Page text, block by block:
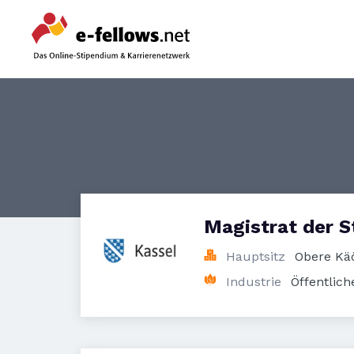
Magistrat der
Hauptsitz
Obere
Industrie